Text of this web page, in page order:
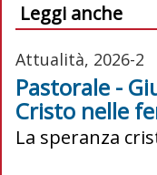
Leggi anche
Attualità, 2026-2
Pastorale -
Cristo nelle
La speranza